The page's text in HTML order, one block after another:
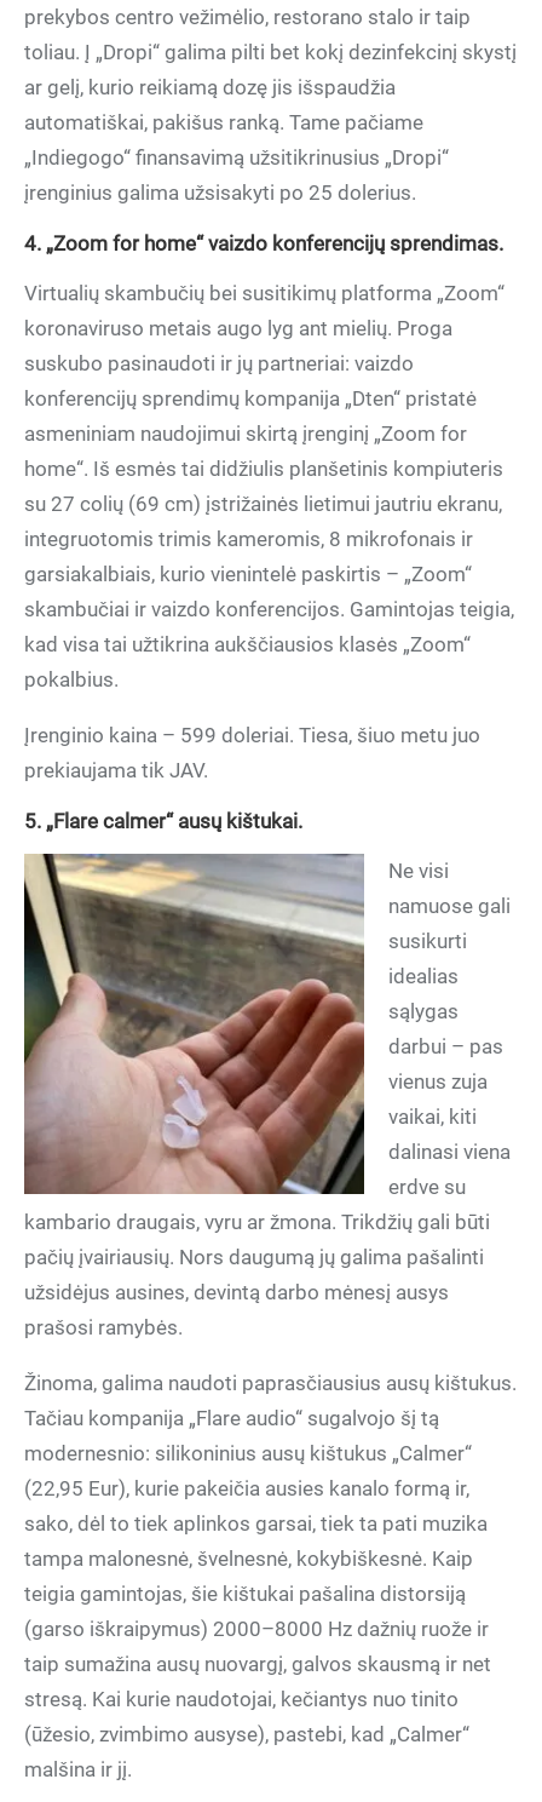
prekybos centro vežimėlio, restorano stalo ir taip
toliau. Į „Dropi“ galima pilti bet kokį dezinfekcinį skystį
ar gelį, kurio reikiamą dozę jis išspaudžia
automatiškai, pakišus ranką. Tame pačiame
„Indiegogo“ finansavimą užsitikrinusius „Dropi“
įrenginius galima užsisakyti po 25 dolerius.
4. „Zoom for home“ vaizdo konferencijų sprendimas.
Virtualių skambučių bei susitikimų platforma „Zoom“
koronaviruso metais augo lyg ant mielių. Proga
suskubo pasinaudoti ir jų partneriai: vaizdo
konferencijų sprendimų kompanija „Dten“ pristatė
asmeniniam naudojimui skirtą įrenginį „Zoom for
home“. Iš esmės tai didžiulis planšetinis kompiuteris
su 27 colių (69 cm) įstrižainės lietimui jautriu ekranu,
integruotomis trimis kameromis, 8 mikrofonais ir
garsiakalbiais, kurio vienintelė paskirtis – „Zoom“
skambučiai ir vaizdo konferencijos. Gamintojas teigia,
kad visa tai užtikrina aukščiausios klasės „Zoom“
pokalbius.
Įrenginio kaina – 599 doleriai. Tiesa, šiuo metu juo
prekiaujama tik JAV.
5. „Flare calmer“ ausų kištukai.
Ne visi
namuose gali
susikurti
idealias
sąlygas
darbui – pas
vienus zuja
vaikai, kiti
dalinasi viena
erdve su
kambario draugais, vyru ar žmona. Trikdžių gali būti
pačių įvairiausių. Nors daugumą jų galima pašalinti
užsidėjus ausines, devintą darbo mėnesį ausys
prašosi ramybės.
Žinoma, galima naudoti paprasčiausius ausų kištukus.
Tačiau kompanija „Flare audio“ sugalvojo šį tą
modernesnio: silikoninius ausų kištukus „Calmer“
(22,95 Eur), kurie pakeičia ausies kanalo formą ir,
sako, dėl to tiek aplinkos garsai, tiek ta pati muzika
tampa malonesnė, švelnesnė, kokybiškesnė. Kaip
teigia gamintojas, šie kištukai pašalina distorsiją
(garso iškraipymus) 2000–8000 Hz dažnių ruože ir
taip sumažina ausų nuovargį, galvos skausmą ir net
stresą. Kai kurie naudotojai, kečiantys nuo tinito
(ūžesio, zvimbimo ausyse), pastebi, kad „Calmer“
malšina ir jį.